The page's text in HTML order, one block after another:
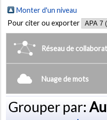
Monter d'un niveau
Pour citer ou exporter
Réseau de
Nuage de mots
Grouper par: